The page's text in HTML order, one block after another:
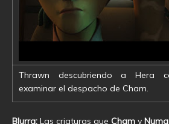
Thrawn descubriendo a Hera
examinar el despacho de Cham.
Blurrg: Las criaturas que Cham y Numa